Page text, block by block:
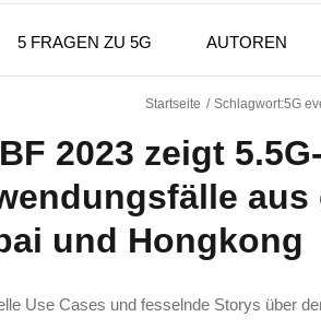
5 FRAGEN ZU 5G AUTOREN
Startseite Schlagwort:5G
2023 zeigt 5.5G-
aus
und Hongkong
Use Cases und fesselnde Storys über